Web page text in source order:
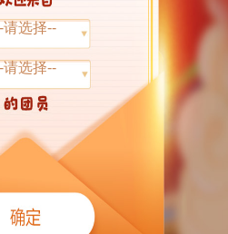
请选择--
请选择--